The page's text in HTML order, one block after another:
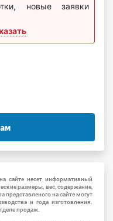
новые заявки
сайте несет информативный
размеры, вес, содержание,
представленого на сайте могут
и года изготовления.
продаж.